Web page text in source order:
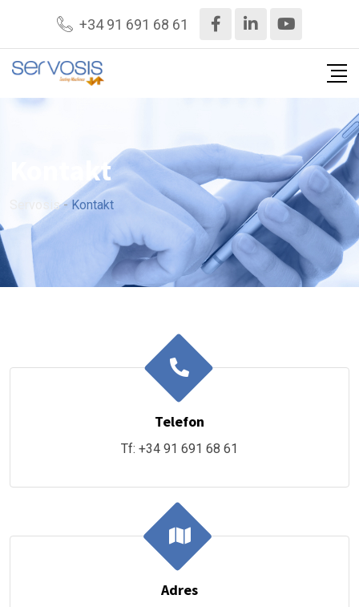
+34 91 691 68 61
Kontakt
Servosis-Kontakt
Telefon
Tf: +34 91 691 68 61
Adres